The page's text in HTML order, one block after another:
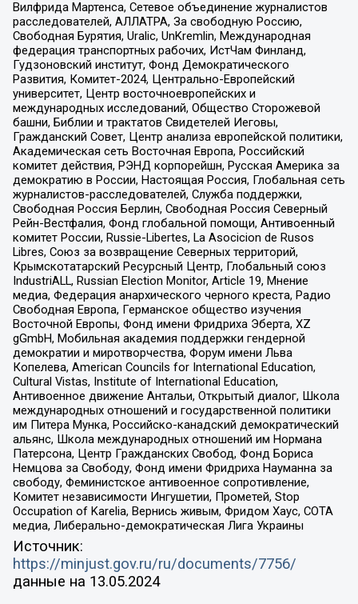
Вилфрида Мартенса, Сетевое объединение журналистов
расследователей, АЛЛАТРА, За свободную Россию,
Свободная Бурятия, Uralic, UnKremlin, Международная
федерация транспортных рабочих, ИстЧам Финланд,
Гудзоновский институт, Фонд Демократического
Развития, Комитет-2024, Центрально-Европейский
университет, Центр восточноевропейских и
международных исследований, Общество Сторожевой
башни, Библии и трактатов Свидетелей Иеговы,
Гражданский Совет, Центр анализа европейской политики,
Академическая сеть Восточная Европа, Российский
комитет действия, РЭНД корпорейшн, Русская Америка за
демократию в России, Настоящая Россия, Глобальная сеть
журналистов-расследователей, Служба поддержки,
Свободная Россия Берлин, Свободная Россия Северный
Рейн-Вестфалия, Фонд глобальной помощи, Антивоенный
комитет России, Russie-Libertes, La Asocicion de Rusos
Libres, Союз за возвращение Северных территорий,
Крымскотатарский Ресурсный Центр, Глобальный союз
IndustriALL, Russian Election Monitor, Article 19, Мнение
медиа, Федерация анархического черного креста, Радио
Свободная Европа, Германское общество изучения
Восточной Европы, Фонд имени Фридриха Эберта, XZ
gGmbH, Мобильная академия поддержки гендерной
демократии и миротворчества, Форум имени Льва
Копелева, American Councils for International Education,
Cultural Vistas, Institute of International Education,
Антивоенное движение Антальи, Открытый диалог, Школа
международных отношений и государственной политики
им Питера Мунка, Российско-канадский демократический
альянс, Школа международных отношений им Нормана
Патерсона, Центр Гражданских Свобод, Фонд Бориса
Немцова за Свободу, Фонд имени Фридриха Науманна за
свободу, Феминистское антивоенное сопротивление,
Комитет независимости Ингушетии, Прометей, Stop
Occupation of Karelia, Вернись живым, Фридом Хаус, СОТА
медиа, Либерально-демократическая Лига Украины
Источник:
https://minjust.gov.ru/ru/documents/7756/
данные на 13.05.2024